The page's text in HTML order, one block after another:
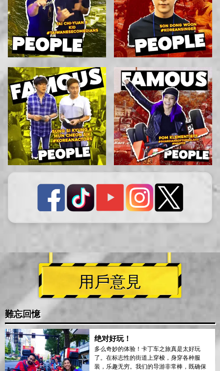
用戶意見
難忘回憶
绝对好玩！
多么奇妙的体验！卡丁车之旅真是太好玩
了。在标志性的街道上穿梭，身穿各种服
装，乐趣无穷。我们的导游非常棒，既确保